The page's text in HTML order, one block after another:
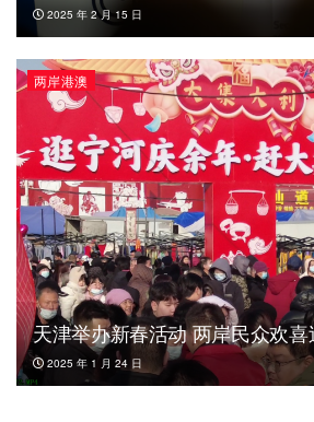
2025 年 2 月 15 日
两岸港澳
天津举办新春活动 两岸民众欢
2025 年 1 月 24 日